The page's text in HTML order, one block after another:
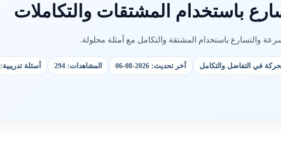
باستخدام المشتقات والتكاملات
والتسارع باستخدام المشتقة والتكامل مع أمثلة محلولة.
في التفاضل والتكامل آخر تحديث: 2026-08-06 المشاهدات: 294 أسئلة تدريبية: 15